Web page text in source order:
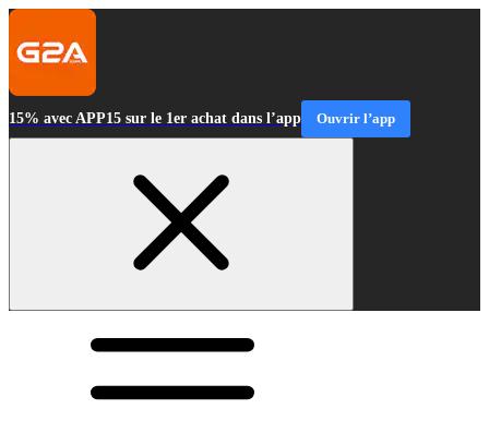
15% avec APP15 sur le 1er achat dans l’app Ouvrir l’app